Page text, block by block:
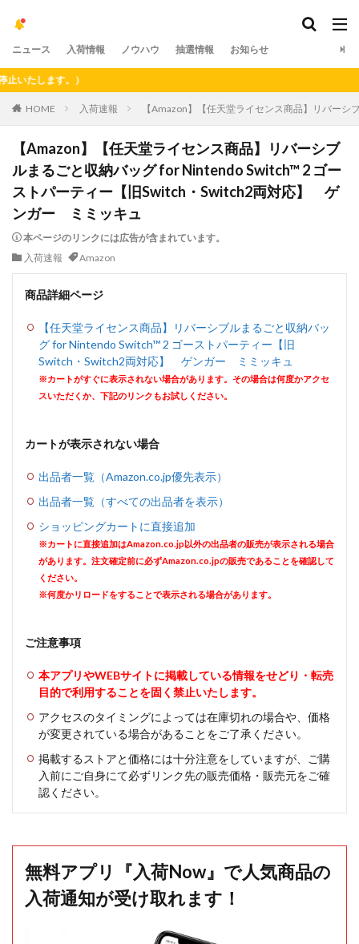
ニュース 入荷情報 ノウハウ 抽選情報 お知らせ
します。）
HOME 入荷速報 【Amazon】【任天堂ライセンス商品】リバー
【Amazon】【任天堂ライセンス商品】リバーシブ
ルまるごと収納バッグ for Nintendo Switch™ 2 ゴー
ストパーティー【旧Switch・Switch2両対応】 ゲ
ンガー ミミッキュ
本ページのリンクには広告が含まれています。
入荷速報
Amazon
商品詳細ページ
【任天堂ライセンス商品】リバーシブルまるごと収納バッ
グ for Nintendo Switch™ 2 ゴーストパーティー【旧
Switch・Switch2両対応】 ゲンガー ミミッキュ
※カートがすぐに表示されない場合があります。その場合は何度かアクセ
スいただくか、下記のリンクもお試しください。
カートが表示されない場合
出品者一覧（Amazon.co.jp優先表示）
出品者一覧（すべての出品者を表示）
ショッピングカートに直接追加
※カートに直接追加はAmazon.co.jp以外の出品者の販売が表示される場合
があります。注文確定前に必ずAmazon.co.jpの販売であることを確認して
ください。
※何度かリロードをすることで表示される場合があります。
ご注意事項
本アプリやWEBサイトに掲載している情報をせどり・転売
目的で利用することを固く禁止いたします。
アクセスのタイミングによっては在庫切れの場合や、価格
が変更されている場合があることをご了承ください。
掲載するストアと価格には十分注意をしていますが、ご購
入前にご自身にて必ずリンク先の販売価格・販売元をご確
認ください。
無料アプリ『入荷Now』で人気商品の
入荷通知が受け取れます！